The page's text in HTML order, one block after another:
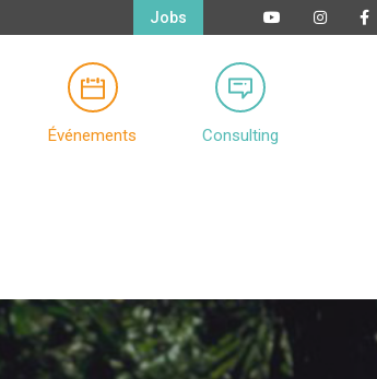
Jobs
Événements Consulting